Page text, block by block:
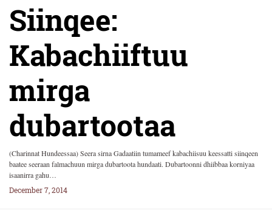
Siinqee:
Kabachiiftuu
mirga
dubartootaa
(Charinnat Hundeessaa) Seera sirna Gadaatiin tumameef kabachiisuu keessatti siinqeen
baatee seeraan falmachuun mirga dubartoota hundaati. Dubartoonni dhiibbaa korniyaa
isaanirra gahu…
December 7, 2014